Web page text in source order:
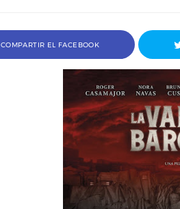
COMPARTIR EL FACEBOOK